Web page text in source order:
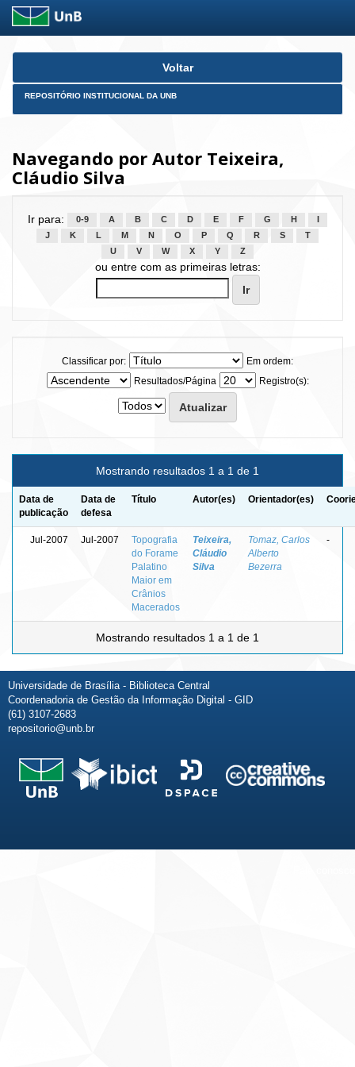
Skip
Voltar
REPOSITÓRIO INSTITUCIONAL DA UNB
Navegando por Autor Teixeira,
Cláudio Silva
Ir para: 0-9 A B C D E F G H
J
K L M N O P Q R S
T
U
V W X Y Z
ou entre com as primeiras letras:
Classificar por:
Em ordem:
Resultados/Página
Registro(s):
Mostrando resultados 1 a 1 de 1
Data de
publicação
Data de
defesa
Título Autor(es) Orientador(es)
Jul-2007 Jul-2007
Topografia
do Forame
Palatino
Maior em
Crânios
Macerados
Teixeira,
Cláudio
Silva
Tomaz, Carlos
Alberto
Bezerra
-
Mostrando resultados 1 a 1 de 1
Universidade de Brasília - Biblioteca Central
Coordenadoria de Gestão da Informação Digital - GID
(61) 3107-2683
repositorio@unb.br